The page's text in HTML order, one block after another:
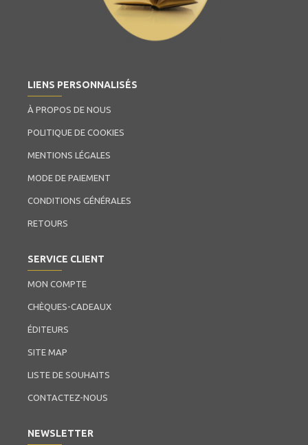
LIENS PERSONNALISÉS
À PROPOS DE NOUS
POLITIQUE DE COOKIES
MENTIONS LÉGALES
MODE DE PAIEMENT
CONDITIONS GÉNÉRALES
RETOURS
SERVICE CLIENT
MON COMPTE
CHÈQUES-CADEAUX
ÉDITEURS
SITE MAP
LISTE DE SOUHAITS
CONTACTEZ-NOUS
NEWSLETTER